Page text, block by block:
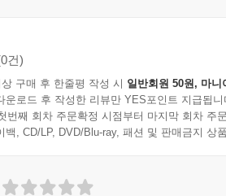
건)
구매 후 한줄평 작성 시 일반회원 50원, 마니
운로드 후 작성한 리뷰만 YES포인트 지급됩니
번째 회차 주문확정 시점부터 마지막 회차 주
백, CD/LP, DVD/Blu-ray, 패션 및 판매금지 상